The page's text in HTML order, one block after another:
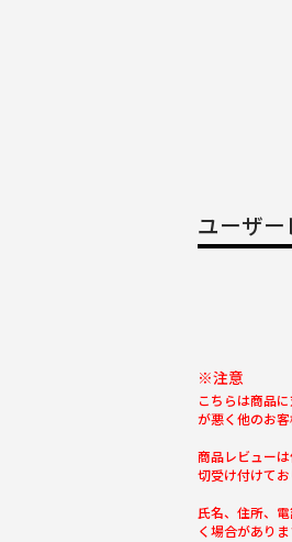
ユーザ
※注意
こちらは商品
が悪く他のお
商品レビュー
切受け付けて
氏名、住所、
く場合があり